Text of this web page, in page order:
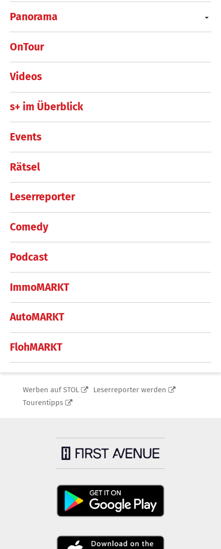
Panorama
OnTour
Videos
s+ im Überblick
Events
Rätsel
Leserreporter
Comedy
Podcast
ImmoMARKT
AutoMARKT
FlohMARKT
Werben auf STOL
Leserreporter werden
Tourentipps